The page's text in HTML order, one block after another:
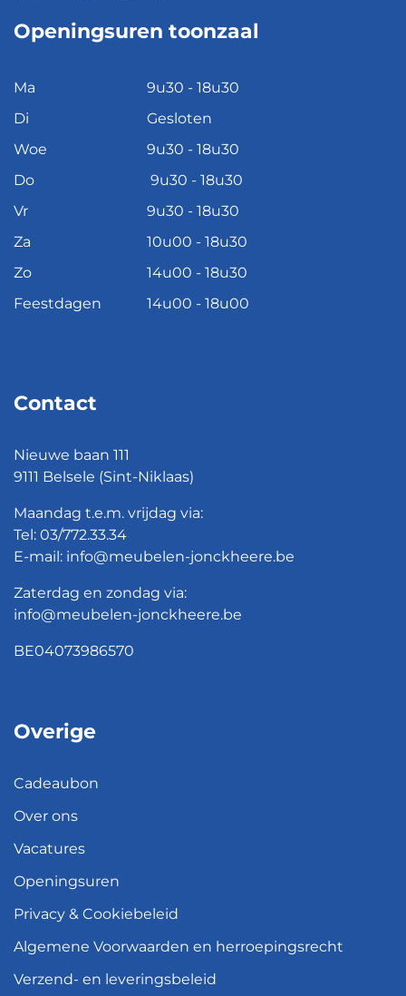
Openingsuren toonzaal
Ma
9u30 - 18u30
Di
Gesloten
Woe
9u30 - 18u30
Do
9u30 - 18u30
Vr
9u30 - 18u30
Za
10u00 - 18u30
Zo
14u00 - 18u30
Feestdagen
14u00 - 18u00
Contact
Nieuwe baan 111
9111 Belsele (Sint-Niklaas)
Maandag t.e.m. vrijdag via:
Tel: 03/772.33.34
E-mail: info@meubelen-jonckheere.be
Zaterdag en zondag via:
info@meubelen-jonckheere.be
BE04073986570
Overige
Cadeaubon
Over ons
Vacatures
Openingsuren
Privacy & Cookiebeleid
Algemene Voorwaarden en herroepingsrecht
Verzend- en leveringsbeleid